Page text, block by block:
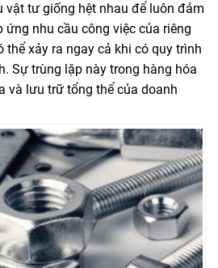
vật tư giống hệt nhau để luôn đảm
ứng nhu cầu công việc của riêng
thể xảy ra ngay cả khi có quy trình
Sự trùng lặp này trong hàng hóa
và lưu trữ tổng thể của doanh